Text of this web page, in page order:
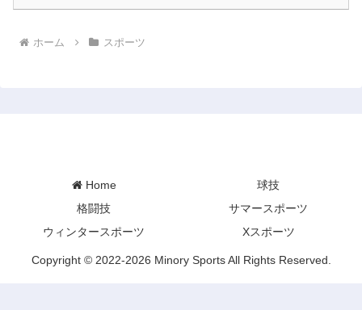
ホーム スポーツ
Home
球技
格闘技
サマースポーツ
ウィンタースポーツ
Xスポーツ
Copyright © 2022-2026 Minory Sports All Rights Reserved.